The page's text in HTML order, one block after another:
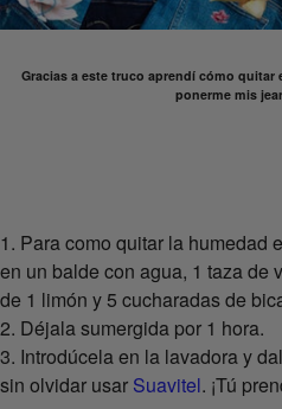
Gracias a este truco aprendí cómo
ponerme mis
1. Para como quitar la humedad
en un balde con agua, 1 taza de
de 1 limón y 5 cucharadas de
2. Déjala sumergida por 1 hora.
3. Introdúcela en la lavadora y
sin olvidar usar Suavitel. ¡Tú